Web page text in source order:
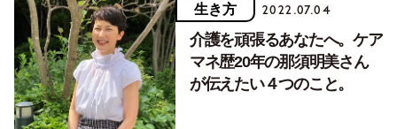
生き方 2022.07.04
介護を頑張るあなたへ。ケア
マネ歴20年の那須明美さん
が伝えたい４つのこと。